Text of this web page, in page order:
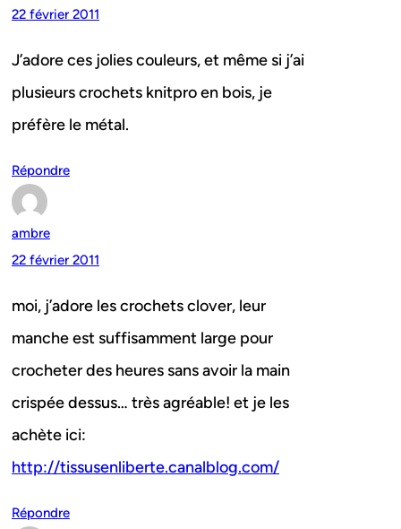
22 février 2011
J’adore ces jolies couleurs, et même si j’ai
plusieurs crochets knitpro en bois, je
préfère le métal.
Répondre
ambre
22 février 2011
moi, j’adore les crochets clover, leur
manche est suffisamment large pour
crocheter des heures sans avoir la main
crispée dessus… très agréable! et je les
achète ici:
http://tissusenliberte.canalblog.com/
Répondre